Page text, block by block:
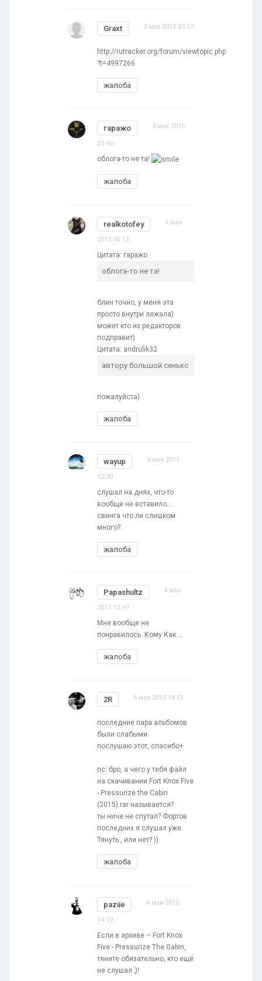
Graxt 3 мая 2015 23:17
http://rutracker.org/forum/viewtopic.php
?t=4997266
жалоба
гаражо 3 мая 2015
23:46
облога-то не та!
жалоба
realkotofey 4 мая
2015 00:13
Цитата: гаражо
облога-то не та!
блин точно, у меня эта
просто внутри лежала)
может кто из редакторов
подправит)
Цитата: andrulik32
автору большой сенькс
пожалуйста)
жалоба
wayup 4 мая 2015
12:30
слушал на днях, что-то
вообще не вставило...
свинга что ли слишком
много?..
жалоба
Papashultz 4 мая
2015 13:49
Мне вообще не
понравилось. Кому Как....
жалоба
2R 4 мая 2015 14:01
последние пара альбомов
были слабыми
послушаю этот, спасибо+
пс: бро, а чего у тебя файл
на скачивании Fort Knox Five
- Pressurize the Cabin
(2015).rar называется?
ты ниче не спутал? Фортов
последних я слушал уже.
Тянуть , или нет? ))
жалоба
paziie 4 мая 2015
14:19
Если в архиве – Fort Knox
Five - Pressurize The Gabin,
тяните обязательно, кто ещё
не слушал ;)!